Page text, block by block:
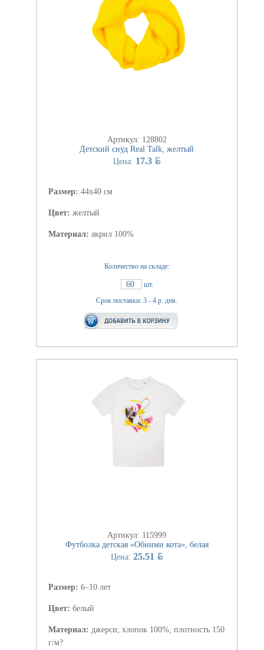
Артикул: 128802
Детский снуд Real Talk, желтый
Цена: 17.3 BYN
Размер: 44x40 см
Цвет: желтый
Материал: акрил 100%
Количество на складе:
60
шт.
Срок поставки: 3 - 4 р. дня.
Артикул: 115999
Футболка детская «Обними кота», белая
Цена: 25.51 BYN
Размер: 6–10 лет
Цвет: белый
Материал: джерси; хлопок 100%, плотность 150
г/м?